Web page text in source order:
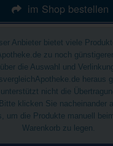
im Shop bestellen
Anbieter bietet viele
zu noch
die Auswahl und
heraus
nicht die
klicken Sie nacheinander
um die Produkte manuell
Warenkorb zu legen.